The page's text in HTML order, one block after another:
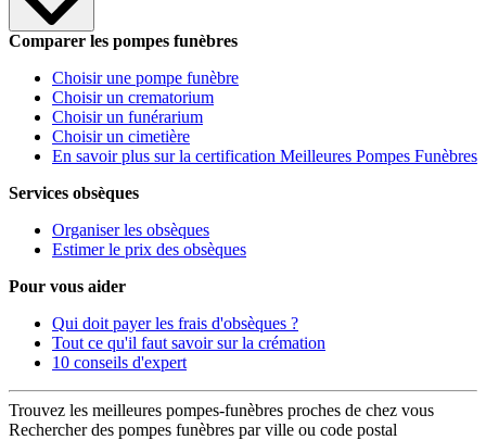
Comparer les pompes funèbres
Choisir une pompe funèbre
Choisir un crematorium
Choisir un funérarium
Choisir un cimetière
En savoir plus sur la certification Meilleures Pompes Funèbres
Services obsèques
Organiser les obsèques
Estimer le prix des obsèques
Pour vous aider
Qui doit payer les frais d'obsèques ?
Tout ce qu'il faut savoir sur la crémation
10 conseils d'expert
Trouvez les meilleures pompes-funèbres proches de chez vous
Rechercher des pompes funèbres par ville ou code postal